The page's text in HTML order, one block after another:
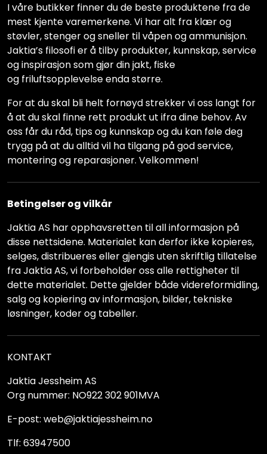
I våre butikker finner du de beste produktene fra de
mest kjente varemerkene. Vi har alt fra klær og
støvler, stenger og sneller til våpen og ammunisjon.
Jaktia’s filosofi er å tilby produkter, kunnskap, service
og inspirasjon som gjør din jakt, fiske
og friluftsopplevelse enda større.
For at du skal bli helt fornøyd strekker vi oss langt for
å at du skal finne rett produkt ut ifra dine behov. Av
oss får du råd, tips og kunnskap og du kan føle deg
trygg på at du alltid vil ha tilgang på god service,
montering og reparasjoner. Velkommen!
Betingelser og vilkår
Jaktia AS har opphavsretten til all informasjon på
disse nettsidene. Materialet kan derfor ikke kopieres,
selges, distribueres eller gjengis uten skriftlig tillatelse
fra Jaktia AS, vi forbeholder oss alle rettigheter til
dette materialet. Dette gjelder både videreformidling,
salg og kopiering av informasjon, bilder, tekniske
løsninger, koder og tabeller.
KONTAKT
Jaktia Jessheim AS
Org nummer: NO922 302 901MVA
E-post: web@jaktiajessheim.no
Tlf: 63947500